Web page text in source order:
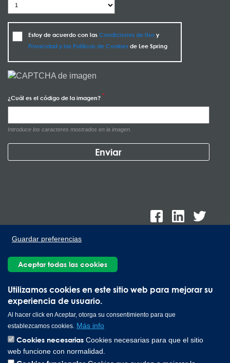
Utilizamos cookies en este sitio web para mejorar su
experiencia de usuario.
Al hacer click en Aceptar, otorga su consentimiento para que
establezcamos cookies. Más info
Cookies necesarias Cookies necesarias para que el sitio
web funcione con normalidad.
Guardar preferencias
Aceptar todas las cookies
Estoy de acuerdo con las Condiciones de Usoy
Privacidad y las Políticas de Cookiesde Lee Spring
¿Cuál es el código de la imagen?
Introduce los caracteres mostrados en la imagen.
Lee Spring de México, Ave. Apolo 519 Edificio 22, Parque
Industrial Kalos del Poniente, Carretera Monterrey-Saltillo Km.9,
Santa Catarina N.L. 66367 | 800 110 25 00